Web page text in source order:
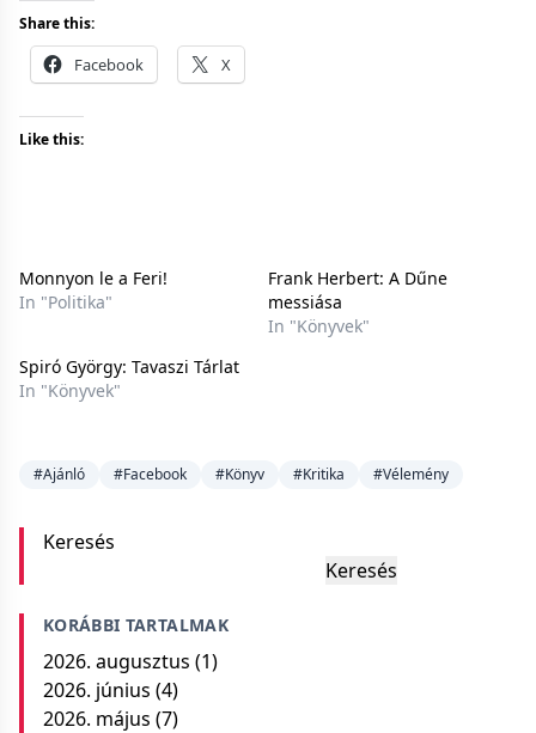
Share this:
Facebook X
Like this:
Monnyon le a Feri!
In "Politika"
Frank Herbert: A Dűne
messiása
In "Könyvek"
Spiró György: Tavaszi Tárlat
In "Könyvek"
#Ajánló #Facebook #Könyv #Kritika #Vélemény
Keresés
Keresés
KORÁBBI TARTALMAK
2026. augusztus (1)
2026. június (4)
2026. május (7)